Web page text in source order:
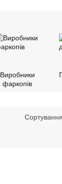
Виробники
фаркопів